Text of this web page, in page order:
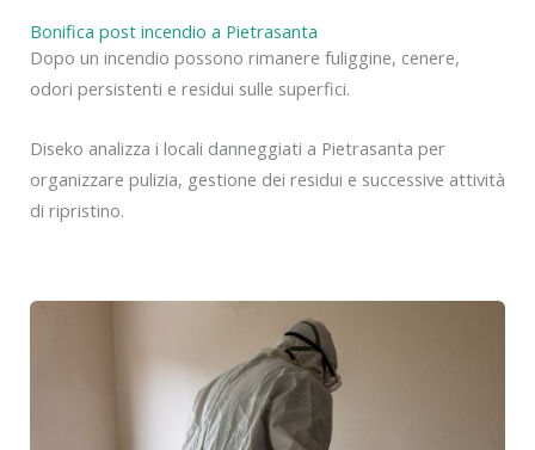
Bonifica post incendio a Pietrasanta
Dopo un incendio possono rimanere fuliggine, cenere,
odori persistenti e residui sulle superfici.
Diseko analizza i locali danneggiati a Pietrasanta per
organizzare pulizia, gestione dei residui e successive attività
di ripristino.